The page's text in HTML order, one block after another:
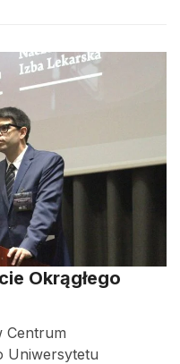
Okrągłego
Centrum
Uniwersytetu